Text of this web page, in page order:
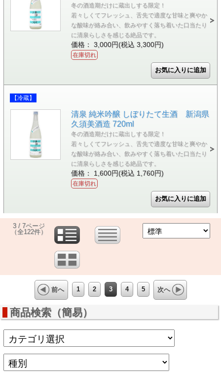
冬の酒造期だけに蔵出しする限定！
若々しくてフレッシュ、舌先で適度な甘味と爽やか
な酸味が絡み合い、飲みやすく落ち着いた口当たり
に清泉らしさを感じる絶品です。
価格： 3,000円(税込 3,300円)
在庫切れ
【冷蔵】
清泉 純米吟醸 しぼりたて生酒 新潟県
久須美酒造 720ml
冬の酒造期だけに蔵出しする限定！
若々しくてフレッシュ、舌先で適度な甘味と爽やか
な酸味が絡み合い、飲みやすく落ち着いた口当たり
に清泉らしさを感じる絶品です。
価格： 1,600円(税込 1,760円)
在庫切れ
3 / 7ページ
（全122件）
前へ 1 2 3 4 5 次へ
商品検索（簡易）